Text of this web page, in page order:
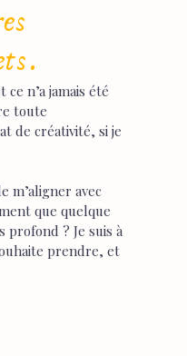
n’a jamais été
toute
de créativité, si je
m’aligner avec
que quelque
? Je suis à
prendre, et